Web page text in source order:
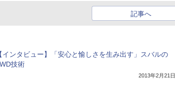
記事へ
【インタビュー】「安心と愉しさを生み出す」スバルの
技術
2013年2月21日